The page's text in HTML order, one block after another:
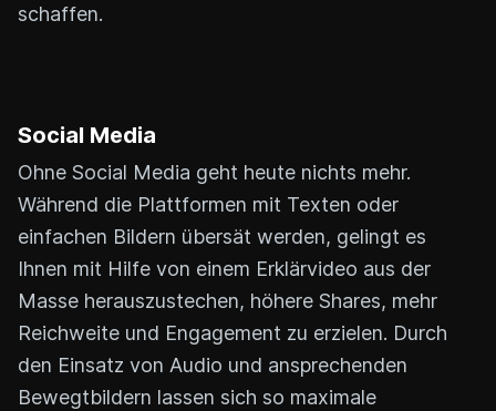
schaffen.
Social Media
Ohne Social Media geht heute nichts mehr.
Während die Plattformen mit Texten oder
einfachen Bildern übersät werden, gelingt es
Ihnen mit Hilfe von einem Erklärvideo aus der
Masse herauszustechen, höhere Shares, mehr
Reichweite und Engagement zu erzielen. Durch
den Einsatz von Audio und ansprechenden
Bewegtbildern lassen sich so maximale